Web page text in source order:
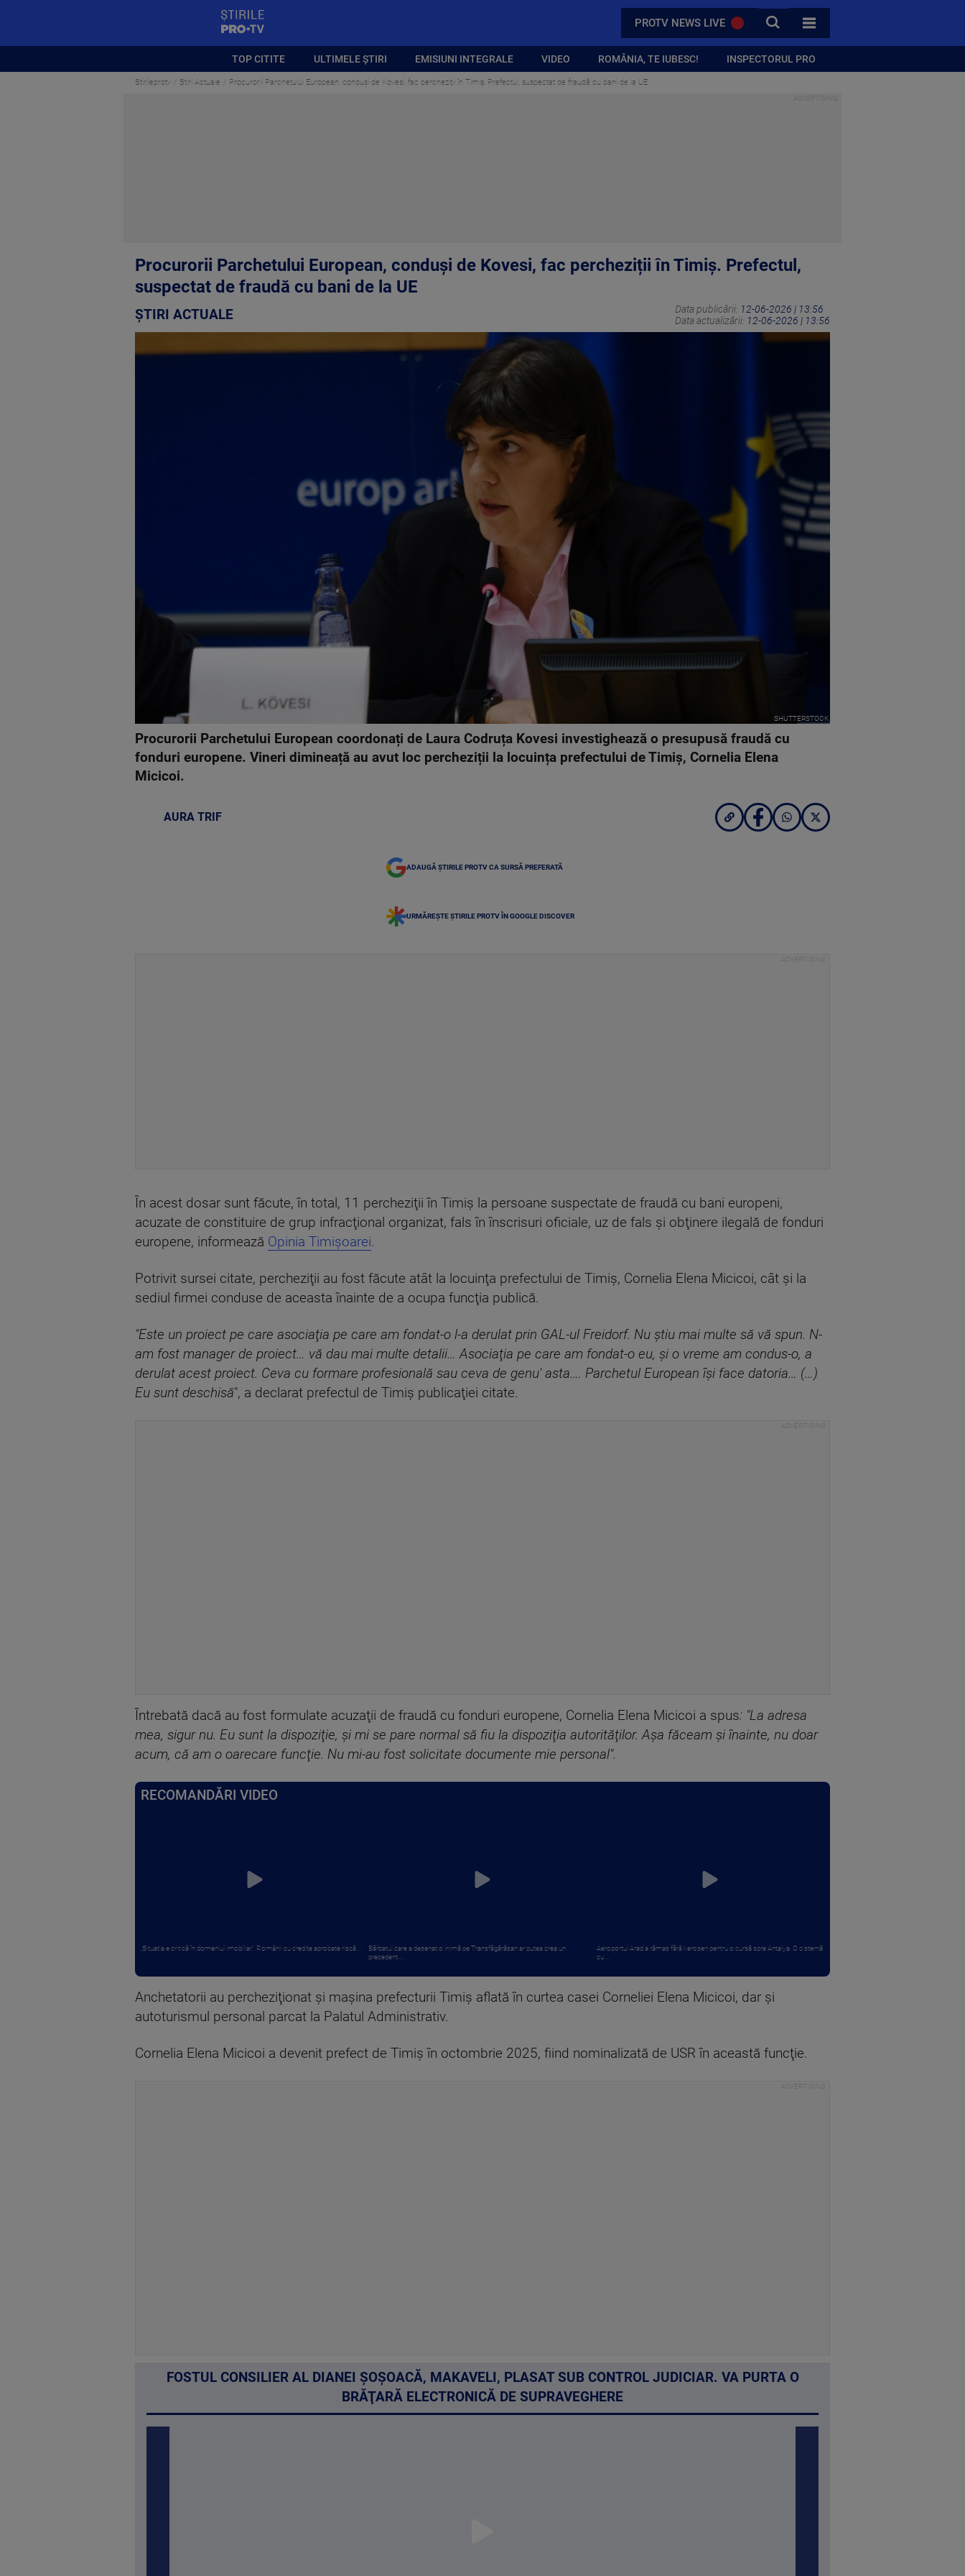
PROTV NEWS LIVE CAUTA
TOATE CATEGORIILE
TOP CITITE ULTIMELE ȘTIRI EMISIUNI INTEGRALE VIDEO ROMÂNIA, TE IUBESC! INSPECTORUL PRO
Stirileprotv Știri Actuale Procurorii Parchetului European, conduși de Kovesi, fac percheziții în Timiș. Prefectul, suspectat de fraudă cu bani de la UE
Procurorii Parchetului European, conduși de Kovesi, fac percheziții în Timiș. Prefectul,
suspectat de fraudă cu bani de la UE
ȘTIRI ACTUALE Data publicării: 12-06-2026 | 13:56
Data actualizării: 12-06-2026 | 13:56
SHUTTERSTOCK
Procurorii Parchetului European coordonați de Laura Codruța Kovesi investighează o presupusă fraudă cu
fonduri europene. Vineri dimineață au avut loc percheziții la locuința prefectului de Timiș, Cornelia Elena
Micicoi.
AURA TRIF
ADAUGĂ ȘTIRILE PROTV CA SURSĂ PREFERATĂ
URMĂREȘTE ȘTIRILE PROTV ÎN GOOGLE DISCOVER
În acest dosar sunt făcute, în total, 11 percheziţii în Timiş la persoane suspectate de fraudă cu bani europeni,
acuzate de constituire de grup infracţional organizat, fals în înscrisuri oficiale, uz de fals şi obţinere ilegală de fonduri
europene, informează Opinia Timişoarei.
Potrivit sursei citate, percheziţii au fost făcute atât la locuinţa prefectului de Timiş, Cornelia Elena Micicoi, cât şi la
sediul firmei conduse de aceasta înainte de a ocupa funcţia publică.
"Este un proiect pe care asociaţia pe care am fondat-o l-a derulat prin GAL-ul Freidorf. Nu ştiu mai multe să vă spun. N-
am fost manager de proiect… vă dau mai multe detalii… Asociaţia pe care am fondat-o eu, şi o vreme am condus-o, a
derulat acest proiect. Ceva cu formare profesională sau ceva de genu' asta…. Parchetul European îşi face datoria… (…)
Eu sunt deschisă", a declarat prefectul de Timiş publicaţiei citate.
Întrebată dacă au fost formulate acuzaţii de fraudă cu fonduri europene, Cornelia Elena Micicoi a spus: "La adresa
mea, sigur nu. Eu sunt la dispoziţie, şi mi se pare normal să fiu la dispoziţia autorităţilor. Aşa făceam şi înainte, nu doar
acum, că am o oarecare funcţie. Nu mi-au fost solicitate documente mie personal".
RECOMANDĂRI VIDEO
„Situația e critică în domeniul imobiliar”. Românii cu credite aprobate riscă ...
Bărbatul care a desenat o inimă pe Transfăgărășan ar putea crea un
precedent. ...
Aeroportul Arad a rămas fără kerosen pentru o cursă spre Antalya. O cisternă
cu ...
Anchetatorii au percheziţionat şi maşina prefecturii Timiş aflată în curtea casei Corneliei Elena Micicoi, dar şi
autoturismul personal parcat la Palatul Administrativ.
Cornelia Elena Micicoi a devenit prefect de Timiş în octombrie 2025, fiind nominalizată de USR în această funcţie.
FOSTUL CONSILIER AL DIANEI ŞOŞOACĂ, MAKAVELI, PLASAT SUB CONTROL JUDICIAR. VA PURTA O
BRĂŢARĂ ELECTRONICĂ DE SUPRAVEGHERE